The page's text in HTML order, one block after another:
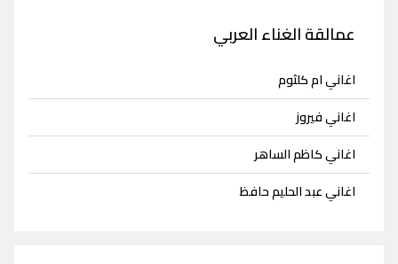
عمالقة الغناء العربي
اغاني ام كلثوم
اغاني فيروز
اغاني كاظم الساهر
اغاني عبد الحليم حافظ